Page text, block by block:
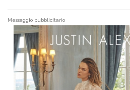
Messaggio pubblicitario